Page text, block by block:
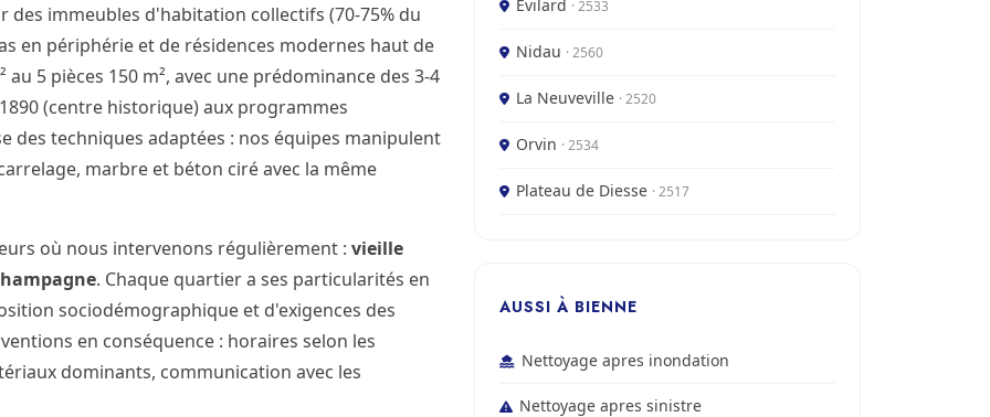
immeubles d'habitation collectifs (70-75% du
en périphérie et de résidences modernes haut de
5 pièces 150 m², avec une prédominance des 3-4
(centre historique) aux programmes
des techniques adaptées : nos équipes manipulent
marbre et béton ciré avec la même
où nous intervenons régulièrement : vieille
. Chaque quartier a ses particularités en
sociodémographique et d'exigences des
en conséquence : horaires selon les
dominants, communication avec les
Evilard · 2533
Nidau · 2560
La Neuveville · 2520
Orvin · 2534
Plateau de Diesse · 2517
AUSSI À BIENNE
Nettoyage apres inondation
Nettoyage apres sinistre